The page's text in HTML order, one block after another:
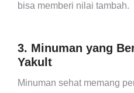
bisa memberi nilai tambah.
3. Minuman yang
Yakult
Minuman sehat memang